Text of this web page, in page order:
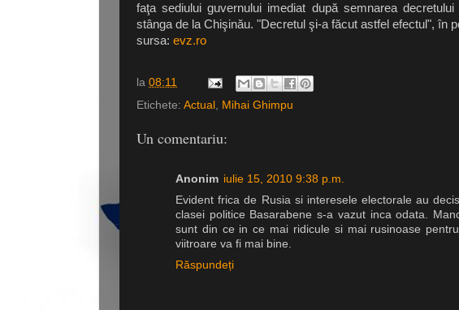
faţa sediului guvernului imediat după semnarea
stânga de la Chişinău. "Decretul şi-a făcut astfel efectul", în
sursa: evz.ro
la 08:11
Etichete: Actual , Mihai Ghimpu
Un comentariu:
Anonim iulie 15, 2010 9:38 p.m.
Evident frica de Rusia si interesele electorale au
clasei politice Basarabene s-a vazut inca odata.
sunt din ce in ce mai ridicule si mai rusinoase
viitroare va fi mai bine.
Răspundeți